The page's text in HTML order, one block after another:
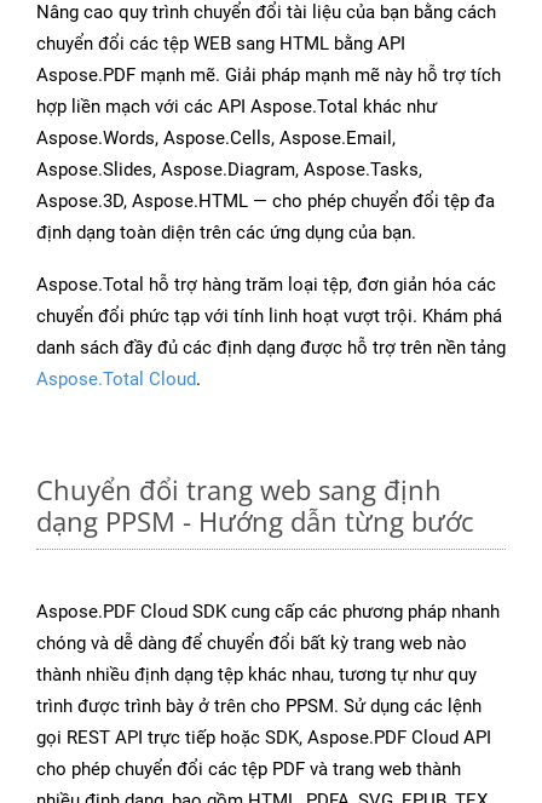
Nâng cao quy trình chuyển đổi tài liệu của bạn bằng cách
chuyển đổi các tệp WEB sang HTML bằng API
Aspose.PDF mạnh mẽ. Giải pháp mạnh mẽ này hỗ trợ tích
hợp liền mạch với các API Aspose.Total khác như
Aspose.Words, Aspose.Cells, Aspose.Email,
Aspose.Slides, Aspose.Diagram, Aspose.Tasks,
Aspose.3D, Aspose.HTML — cho phép chuyển đổi tệp đa
định dạng toàn diện trên các ứng dụng của bạn.
Aspose.Total hỗ trợ hàng trăm loại tệp, đơn giản hóa các
chuyển đổi phức tạp với tính linh hoạt vượt trội. Khám phá
danh sách đầy đủ các định dạng được hỗ trợ trên nền tảng
Aspose.Total Cloud.
Chuyển đổi trang web sang định
dạng PPSM - Hướng dẫn từng bước
Aspose.PDF Cloud SDK cung cấp các phương pháp nhanh
chóng và dễ dàng để chuyển đổi bất kỳ trang web nào
thành nhiều định dạng tệp khác nhau, tương tự như quy
trình được trình bày ở trên cho PPSM. Sử dụng các lệnh
gọi REST API trực tiếp hoặc SDK, Aspose.PDF Cloud API
cho phép chuyển đổi các tệp PDF và trang web thành